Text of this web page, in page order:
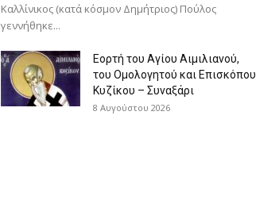
Καλλίνικος (κατά κόσμον Δημήτριος) Πούλος
γεννήθηκε...
Εορτή του Αγίου Αιμιλιανού,
του Ομολογητού και Επισκόπου
Κυζίκου – Συναξάρι
8 Αυγούστου 2026